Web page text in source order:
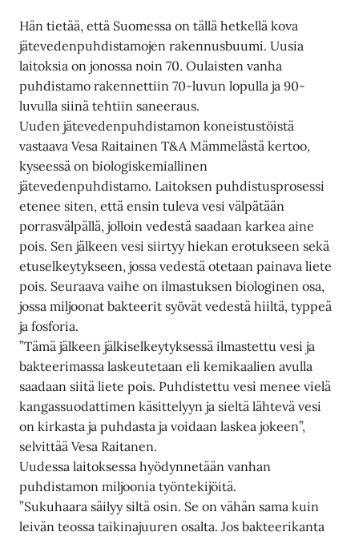
Hän tietää, että Suomessa on tällä hetkellä kova
jätevedenpuhdistamojen rakennusbuumi. Uusia
laitoksia on jonossa noin 70. Oulaisten vanha
puhdistamo rakennettiin 70-luvun lopulla ja 90-
luvulla siinä tehtiin saneeraus.
Uuden jätevedenpuhdistamon koneistustöistä
vastaava Vesa Raitainen T&A Mämmelästä kertoo,
kyseessä on biologiskemiallinen
jätevedenpuhdistamo. Laitoksen puhdistusprosessi
etenee siten, että ensin tuleva vesi välpätään
porrasvälpällä, jolloin vedestä saadaan karkea aine
pois. Sen jälkeen vesi siirtyy hiekan erotukseen sekä
etuselkeytykseen, jossa vedestä otetaan painava liete
pois. Seuraava vaihe on ilmastuksen biologinen osa,
jossa miljoonat bakteerit syövät vedestä hiiltä, typpeä
ja fosforia.
”Tämä jälkeen jälkiselkeytyksessä ilmastettu vesi ja
bakteerimassa laskeutetaan eli kemikaalien avulla
saadaan siitä liete pois. Puhdistettu vesi menee vielä
kangassuodattimen käsittelyyn ja sieltä lähtevä vesi
on kirkasta ja puhdasta ja voidaan laskea jokeen”,
selvittää Vesa Raitanen.
Uudessa laitoksessa hyödynnetään vanhan
puhdistamon miljoonia työntekijöitä.
”Sukuhaara säilyy siltä osin. Se on vähän sama kuin
leivän teossa taikinajuuren osalta. Jos bakteerikanta